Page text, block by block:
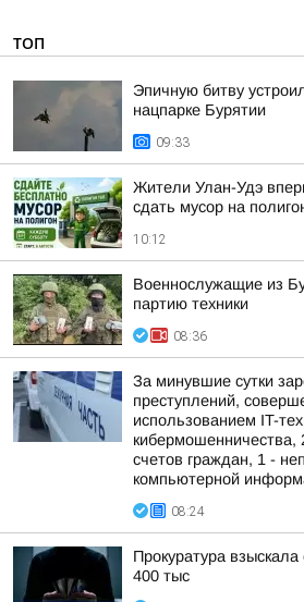
ТОП
Эпичную битву
нацпарке Бурятии
09:33
Жители Улан-Удэ
сдать мусор на
10:12
Военнослужащие из
партию техники
08:36
За минувшие сутки
преступлений,
использованием IT-
кибермошенничества,
счетов граждан, 1 -
компьютерной
08:24
Прокуратура
400 тыс